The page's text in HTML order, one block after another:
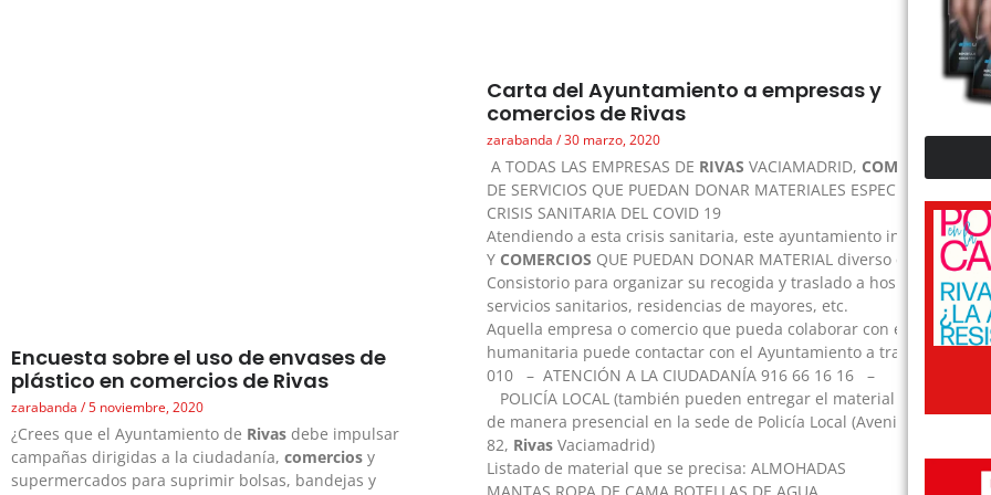
Encuesta sobre el uso de envases de
plástico en comercios de Rivas
zarabanda 5 noviembre, 2020
¿Crees que el Ayuntamiento de Rivas debe impulsar
campañas dirigidas a la ciudadanía, comercios y
supermercados para suprimir bolsas, bandejas y
Carta del Ayuntamiento a empresas y
comercios de Rivas
zarabanda 30 marzo, 2020
A TODAS LAS EMPRESAS DE RIVAS VACIAMADRID, COMERCIOS
DE SERVICIOS QUE PUEDAN DONAR MATERIALES ESPECÍFICOS
CRISIS SANITARIA DEL COVID 19
Atendiendo a esta crisis sanitaria, este ayuntamiento informa a
Y COMERCIOS QUE PUEDAN DONAR MATERIAL diverso que
Consistorio para organizar su recogida y traslado a hospitales,
servicios sanitarios, residencias de mayores, etc.
Aquella empresa o comercio que pueda colaborar con esta ayuda
humanitaria puede contactar con el Ayuntamiento a través de:
010 – ATENCIÓN A LA CIUDADANÍA 916 66 16 16 –
POLICÍA LOCAL (también pueden entregar el material
de manera presencial en la sede de Policía Local (Avenida José
82, Rivas Vaciamadrid)
Listado de material que se precisa: ALMOHADAS